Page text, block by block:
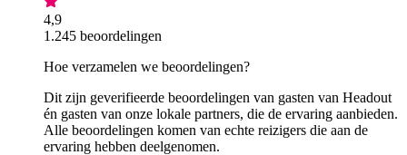
4,9
1.245 beoordelingen
Hoe verzamelen we beoordelingen?
Dit zijn geverifieerde beoordelingen van gasten van Headout
én gasten van onze lokale partners, die de ervaring aanbieden.
Alle beoordelingen komen van echte reizigers die aan de
ervaring hebben deelgenomen.